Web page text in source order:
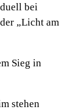
bei
„Licht am
Sieg in
stehen